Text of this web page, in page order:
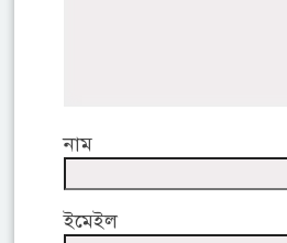
নাম
ইমেইল